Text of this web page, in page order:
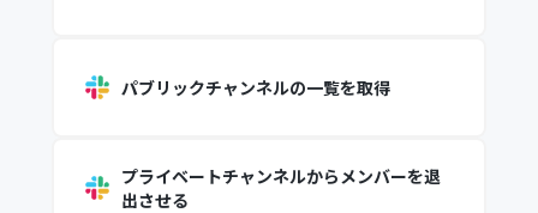
パブリックチャンネルの一覧を取得
プライベートチャンネルからメンバーを退
出させる